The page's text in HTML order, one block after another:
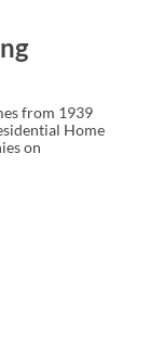
from 1939
Home
on